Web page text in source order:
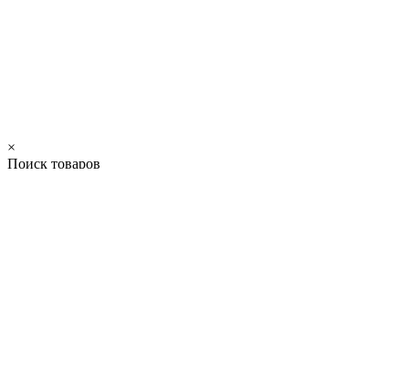
×
Поиск товаров